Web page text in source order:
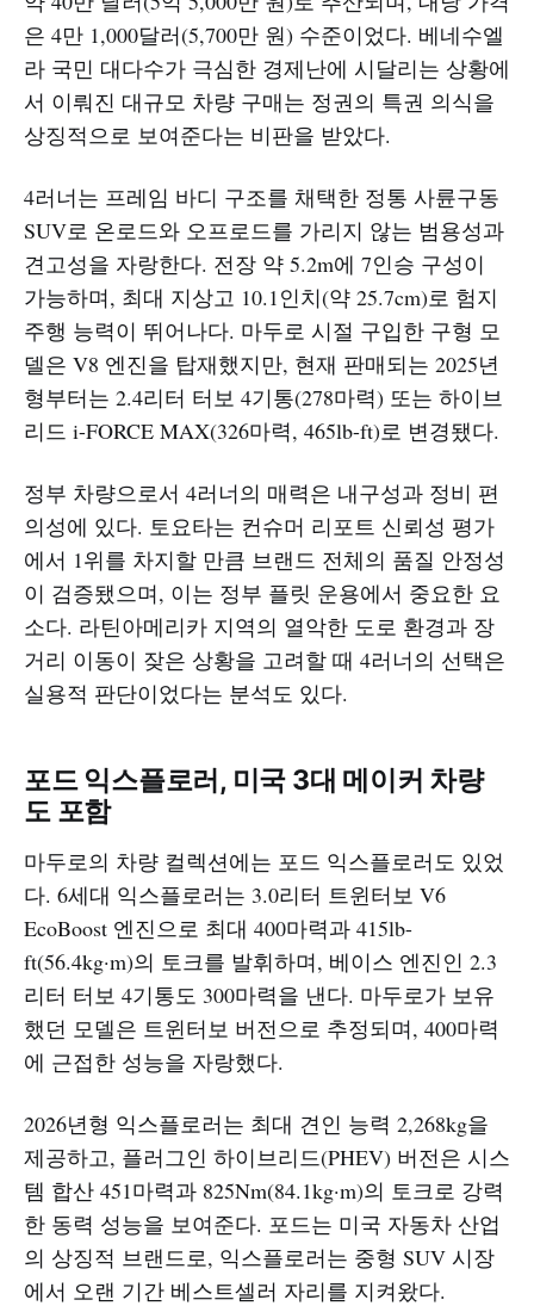
은 4만 1,000달러(5,700만 원) 수준이었다. 베네수엘
라 국민 대다수가 극심한 경제난에 시달리는 상황에
서 이뤄진 대규모 차량 구매는 정권의 특권 의식을
상징적으로 보여준다는 비판을 받았다.​
4러너는 프레임 바디 구조를 채택한 정통 사륜구동
SUV로 온로드와 오프로드를 가리지 않는 범용성과
견고성을 자랑한다. 전장 약 5.2m에 7인승 구성이
가능하며, 최대 지상고 10.1인치(약 25.7cm)로 험지
주행 능력이 뛰어나다. 마두로 시절 구입한 구형 모
델은 V8 엔진을 탑재했지만, 현재 판매되는 2025년
형부터는 2.4리터 터보 4기통(278마력) 또는 하이브
리드 i-FORCE MAX(326마력, 465lb-ft)로 변경됐다.​
정부 차량으로서 4러너의 매력은 내구성과 정비 편
의성에 있다. 토요타는 컨슈머 리포트 신뢰성 평가
에서 1위를 차지할 만큼 브랜드 전체의 품질 안정성
이 검증됐으며, 이는 정부 플릿 운용에서 중요한 요
소다. 라틴아메리카 지역의 열악한 도로 환경과 장
거리 이동이 잦은 상황을 고려할 때 4러너의 선택은
실용적 판단이었다는 분석도 있다.​
포드 익스플로러, 미국 3대 메이커 차량
도 포함
마두로의 차량 컬렉션에는 포드 익스플로러도 있었
다. 6세대 익스플로러는 3.0리터 트윈터보 V6
EcoBoost 엔진으로 최대 400마력과 415lb-
ft(56.4kg·m)의 토크를 발휘하며, 베이스 엔진인 2.3
리터 터보 4기통도 300마력을 낸다. 마두로가 보유
했던 모델은 트윈터보 버전으로 추정되며, 400마력
에 근접한 성능을 자랑했다.​
2026년형 익스플로러는 최대 견인 능력 2,268kg을
제공하고, 플러그인 하이브리드(PHEV) 버전은 시스
템 합산 451마력과 825Nm(84.1kg·m)의 토크로 강력
한 동력 성능을 보여준다. 포드는 미국 자동차 산업
의 상징적 브랜드로, 익스플로러는 중형 SUV 시장
에서 오랜 기간 베스트셀러 자리를 지켜왔다.​